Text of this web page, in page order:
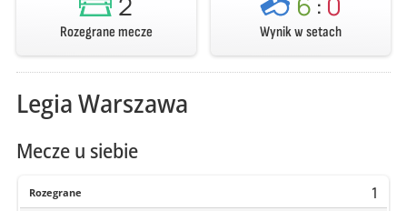
Rozegrane mecze Wynik w setach
Legia Warszawa
Mecze u siebie
Rozegrane 1